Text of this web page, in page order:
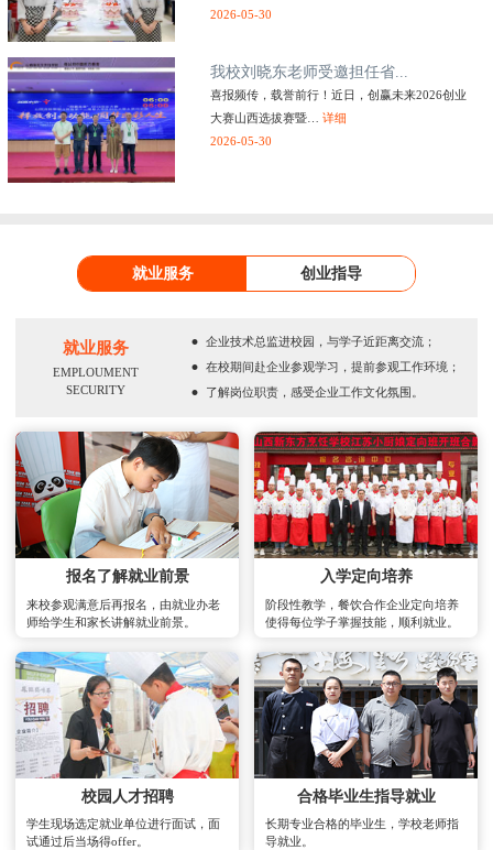
2026-05-30
我校刘晓东老师受邀担任省...
喜报频传，载誉前行！近日，创赢未来2026创业
大赛山西选拔赛暨…详细
2026-05-30
就业服务 创业指导
就业服务
EMPLOUMENT
SECURITY
· 企业技术总监进校园，与学子近距离交流；
· 在校期间赴企业参观学习，提前参观工作环境；
· 了解岗位职责，感受企业工作文化氛围。
报名了解就业前景
来校参观满意后再报名，由就业办老
师给学生和家长讲解就业前景。
入学定向培养
阶段性教学，餐饮合作企业定向培养
使得每位学子掌握技能，顺利就业。
校园人才招聘
学生现场选定就业单位进行面试，面
试通过后当场得offer。
合格毕业生指导就业
长期专业合格的毕业生，学校老师指
导就业。